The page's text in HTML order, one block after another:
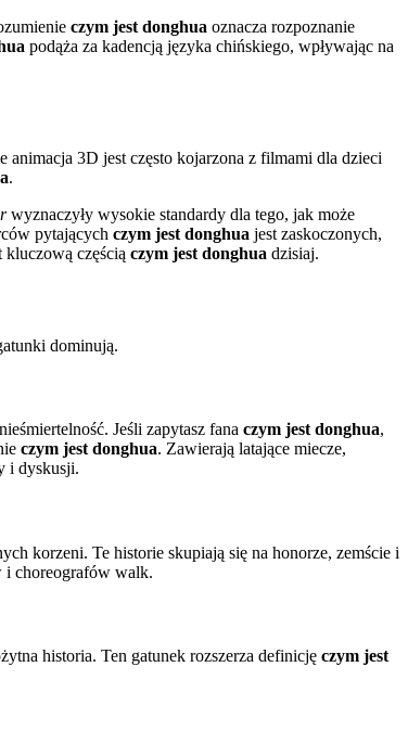
czym jest donghua oznacza rozpoznanie
podąża za kadencją języka chińskiego, wpływając na
3D jest często kojarzona z filmami dla dzieci
.
wyznaczyły wysokie standardy dla tego, jak może
pytających czym jest donghua jest zaskoczonych,
częścią czym jest donghua dzisiaj.
dominują.
Jeśli zapytasz fana czym jest donghua,
czym jest donghua. Zawierają latające miecze,
i dyskusji.
korzeni. Te historie skupiają się na honorze, zemście i
i choreografów walk.
historia. Ten gatunek rozszerza definicję czym jest